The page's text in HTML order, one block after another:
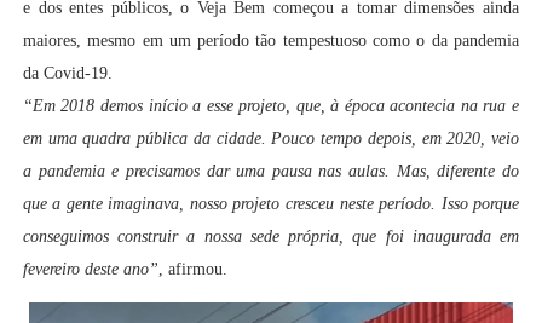
e dos entes públicos, o Veja Bem começou a tomar dimensões ainda
maiores, mesmo em um período tão tempestuoso como o da pandemia
da Covid-19.
“Em 2018 demos início a esse projeto, que, à época acontecia na rua e
em uma quadra pública da cidade. Pouco tempo depois, em 2020, veio
a pandemia e precisamos dar uma pausa nas aulas. Mas, diferente do
que a gente imaginava, nosso projeto cresceu neste período. Isso porque
conseguimos construir a nossa sede própria, que foi inaugurada em
fevereiro deste ano”, afirmou.